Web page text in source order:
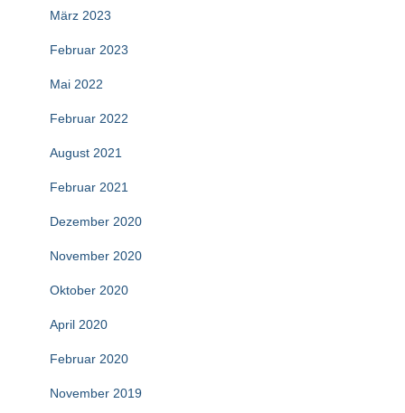
März 2023
Februar 2023
Mai 2022
Februar 2022
August 2021
Februar 2021
Dezember 2020
November 2020
Oktober 2020
April 2020
Februar 2020
November 2019